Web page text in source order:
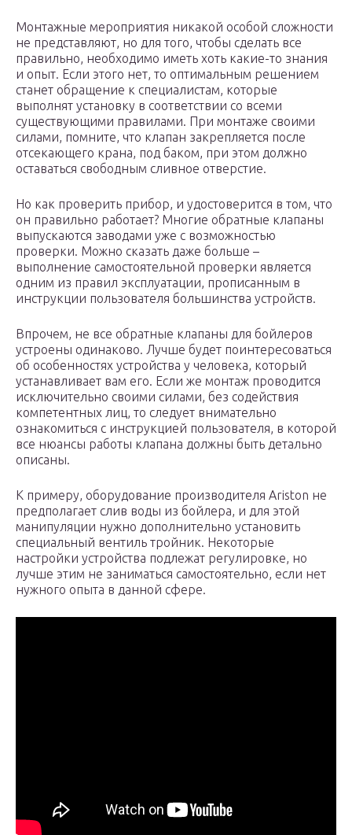
Монтажные мероприятия никакой особой сложности
не представляют, но для того, чтобы сделать все
правильно, необходимо иметь хоть какие-то знания
и опыт. Если этого нет, то оптимальным решением
станет обращение к специалистам, которые
выполнят установку в соответствии со всеми
существующими правилами. При монтаже своими
силами, помните, что клапан закрепляется после
отсекающего крана, под баком, при этом должно
оставаться свободным сливное отверстие.
Но как проверить прибор, и удостоверится в том, что
он правильно работает? Многие обратные клапаны
выпускаются заводами уже с возможностью
проверки. Можно сказать даже больше –
выполнение самостоятельной проверки является
одним из правил эксплуатации, прописанным в
инструкции пользователя большинства устройств.
Впрочем, не все обратные клапаны для бойлеров
устроены одинаково. Лучше будет поинтересоваться
об особенностях устройства у человека, который
устанавливает вам его. Если же монтаж проводится
исключительно своими силами, без содействия
компетентных лиц, то следует внимательно
ознакомиться с инструкцией пользователя, в которой
все нюансы работы клапана должны быть детально
описаны.
К примеру, оборудование производителя Ariston не
предполагает слив воды из бойлера, и для этой
манипуляции нужно дополнительно установить
специальный вентиль тройник. Некоторые
настройки устройства подлежат регулировке, но
лучше этим не заниматься самостоятельно, если нет
нужного опыта в данной сфере.